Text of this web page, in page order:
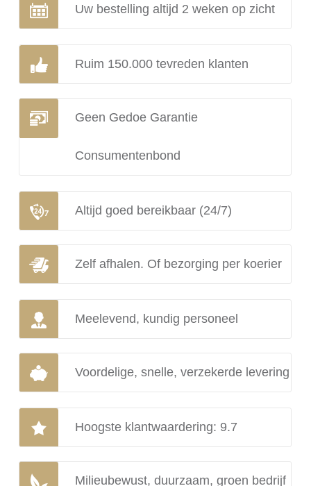
Uw bestelling altijd 2 weken op zicht
Ruim 150.000 tevreden klanten
Geen Gedoe Garantie
Consumentenbond
Altijd goed bereikbaar (24/7)
Zelf afhalen. Of bezorging per koerier
Meelevend, kundig personeel
Voordelige, snelle, verzekerde levering
Hoogste klantwaardering: 9.7
Milieubewust, duurzaam, groen bedrijf